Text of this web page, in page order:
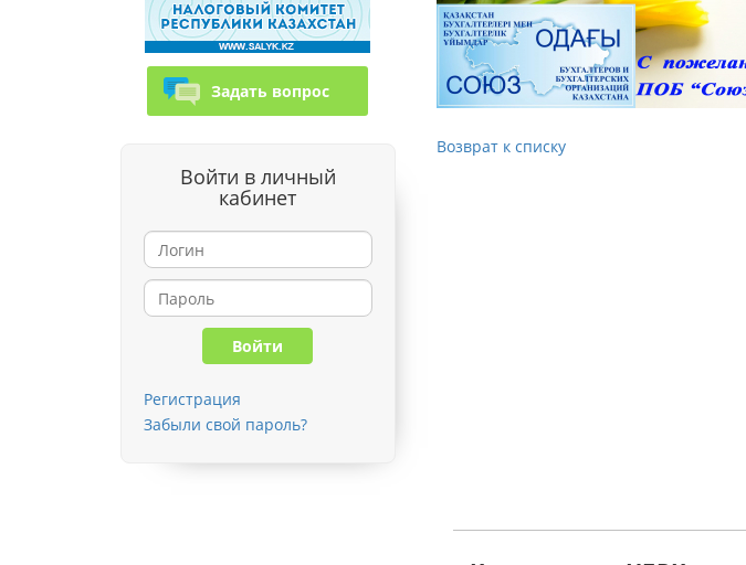
Задать вопрос
Войти в личный
кабинет
Регистрация
Забыли свой пароль?
Возврат к списку